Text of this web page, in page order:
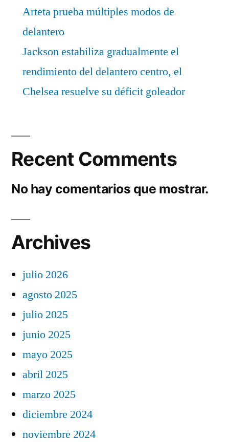
Arteta prueba múltiples modos de
delantero
Jackson estabiliza gradualmente el
rendimiento del delantero centro, el
Chelsea resuelve su déficit goleador
Recent Comments
No hay comentarios que mostrar.
Archives
julio 2026
agosto 2025
julio 2025
junio 2025
mayo 2025
abril 2025
marzo 2025
diciembre 2024
noviembre 2024